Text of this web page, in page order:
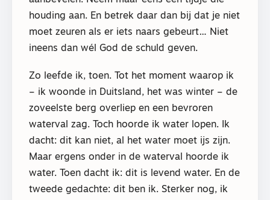
houding aan. En betrek daar dan bij dat je niet
moet zeuren als er iets naars gebeurt… Niet
ineens dan wél God de schuld geven.
Zo leefde ik, toen. Tot het moment waarop ik
– ik woonde in Duitsland, het was winter – de
zoveelste berg overliep en een bevroren
waterval zag. Toch hoorde ik water lopen. Ik
dacht: dit kan niet, al het water moet ijs zijn.
Maar ergens onder in de waterval hoorde ik
water. Toen dacht ik: dit is levend water. En de
tweede gedachte: dit ben ik. Sterker nog, ik